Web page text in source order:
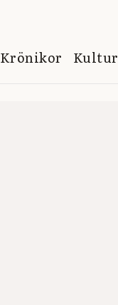
Krönikor Kultur